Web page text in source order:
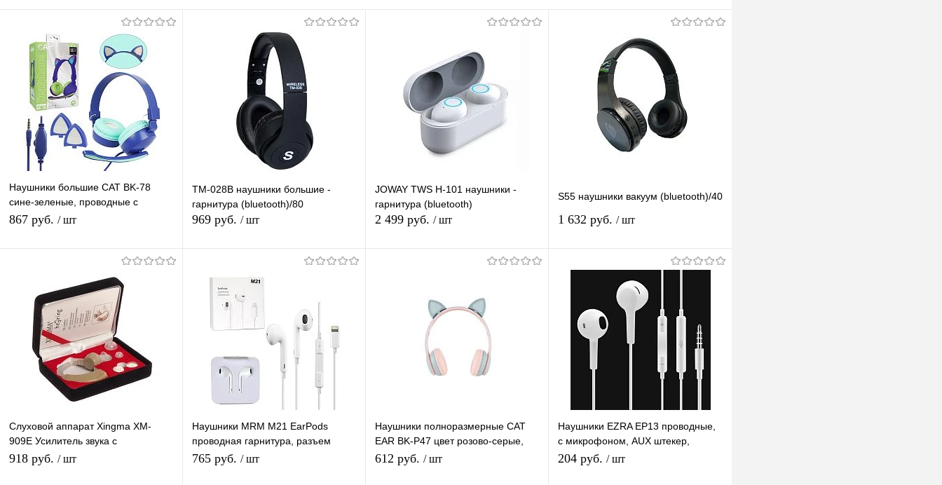
Наушники большие CAT BK-78
сине-зеленые, проводные с
микрофоном, кошачьи ушки (AUX)
867 руб. / шт
Купить в 1 клик К сравнению
В избранное Под заказ
TM-028В наушники большие -
гарнитура (bluetooth)/80
969 руб. / шт
Купить в 1 клик К сравнению
В избранное В наличии
JOWAY TWS H-101 наушники -
гарнитура (bluetooth)
2 499 руб. / шт
Купить в 1 клик К сравнению
В избранное В наличии
S55 наушники вакуум (bluetooth)/40
1 632 руб. / шт
В корзину
Купить в 1 клик К сравнению
В избранное В наличии
Слуховой аппарат Xingma XM-
909E Усилитель звука с
регулировкой громкости, для
918 руб. / шт
Наушники MRM M21 EarPods
проводная гарнитура, разъем
Lightning, белые
765 руб. / шт
Наушники полноразмерные CAT
EAR BK-P47 цвет розово-серые,
беспроводные (bluetooth, FM, TF,
612 руб. / шт
Наушники EZRA EP13 проводные,
с микрофоном, AUX штекер,
гарнитура
204 руб. / шт